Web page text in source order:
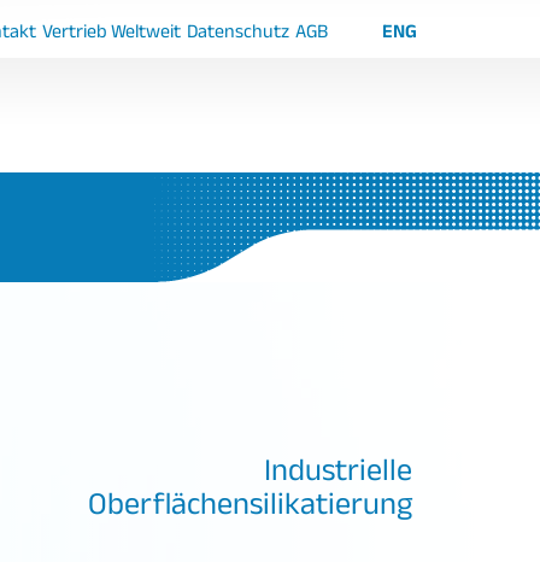
Vertrieb Weltweit Datenschutz AGB ENG
Industrielle
Oberflächensilikatierung